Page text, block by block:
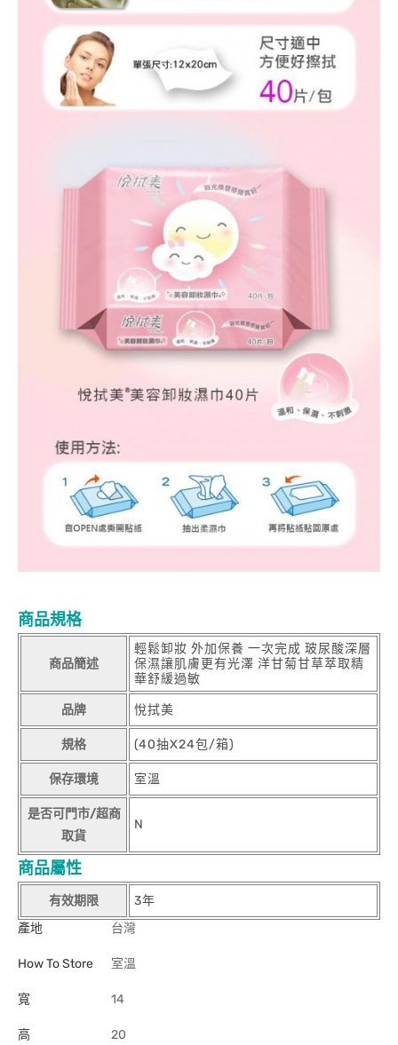
商品規格
商品簡述
輕鬆卸妝 外加保養 一次完成 玻尿酸深層
保濕讓肌膚更有光澤 洋甘菊甘草萃取精
華舒緩過敏
品牌 悅拭美
規格 (40抽X24包/箱)
保存環境 室溫
是否可門市/超商
取貨
N
商品屬性
有效期限
3年
產地
台灣
How To Store 室溫
寬 14
高 20